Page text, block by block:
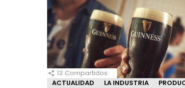
13 Compartidos
ACTUALIDAD
LA INDUSTRIA